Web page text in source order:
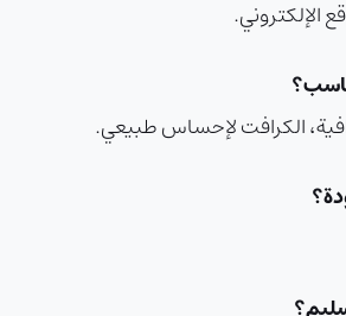
الإلكتروني.
الكرافت لإحساس طبيعي.